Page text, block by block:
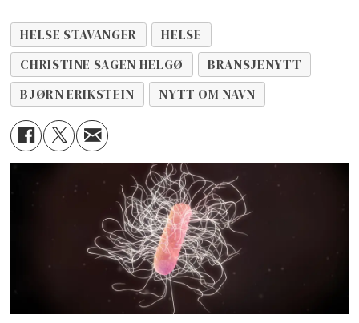
HELSE STAVANGER
HELSE
CHRISTINE SAGEN HELGØ
BRANSJENYTT
BJØRN ERIKSTEIN
NYTT OM NAVN